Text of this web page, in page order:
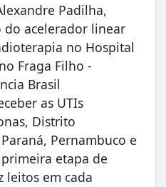
Padilha,
acelerador linear
no Hospital
Fraga Filho -
Brasil
as UTIs
Distrito
Pernambuco e
etapa de
leitos em cada